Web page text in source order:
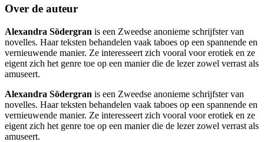
Over de auteur
Alexandra Södergran is een Zweedse anonieme schrijfster van
novelles. Haar teksten behandelen vaak taboes op een spannende en
vernieuwende manier. Ze interesseert zich vooral voor erotiek en ze
eigent zich het genre toe op een manier die de lezer zowel verrast als
amuseert.
Alexandra Södergran is een Zweedse anonieme schrijfster van
novelles. Haar teksten behandelen vaak taboes op een spannende en
vernieuwende manier. Ze interesseert zich vooral voor erotiek en ze
eigent zich het genre toe op een manier die de lezer zowel verrast als
amuseert.